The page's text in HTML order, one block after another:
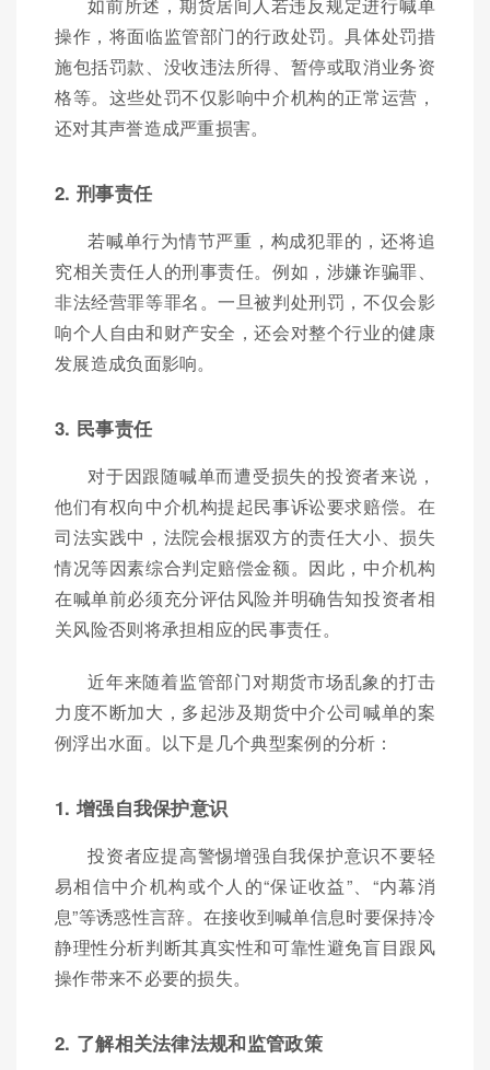
如前所述，期货居间人若违反规定进行喊单
操作，将面临监管部门的行政处罚。具体处罚措
施包括罚款、没收违法所得、暂停或取消业务资
格等。这些处罚不仅影响中介机构的正常运营，
还对其声誉造成严重损害。
2. 刑事责任
若喊单行为情节严重，构成犯罪的，还将追
究相关责任人的刑事责任。例如，涉嫌诈骗罪、
非法经营罪等罪名。一旦被判处刑罚，不仅会影
响个人自由和财产安全，还会对整个行业的健康
发展造成负面影响。
3. 民事责任
对于因跟随喊单而遭受损失的投资者来说，
他们有权向中介机构提起民事诉讼要求赔偿。在
司法实践中，法院会根据双方的责任大小、损失
情况等因素综合判定赔偿金额。因此，中介机构
在喊单前必须充分评估风险并明确告知投资者相
关风险否则将承担相应的民事责任。
近年来随着监管部门对期货市场乱象的打击
力度不断加大，多起涉及期货中介公司喊单的案
例浮出水面。以下是几个典型案例的分析：
1. 增强自我保护意识
投资者应提高警惕增强自我保护意识不要轻
易相信中介机构或个人的“保证收益”、“内幕消
息”等诱惑性言辞。在接收到喊单信息时要保持冷
静理性分析判断其真实性和可靠性避免盲目跟风
操作带来不必要的损失。
2. 了解相关法律法规和监管政策